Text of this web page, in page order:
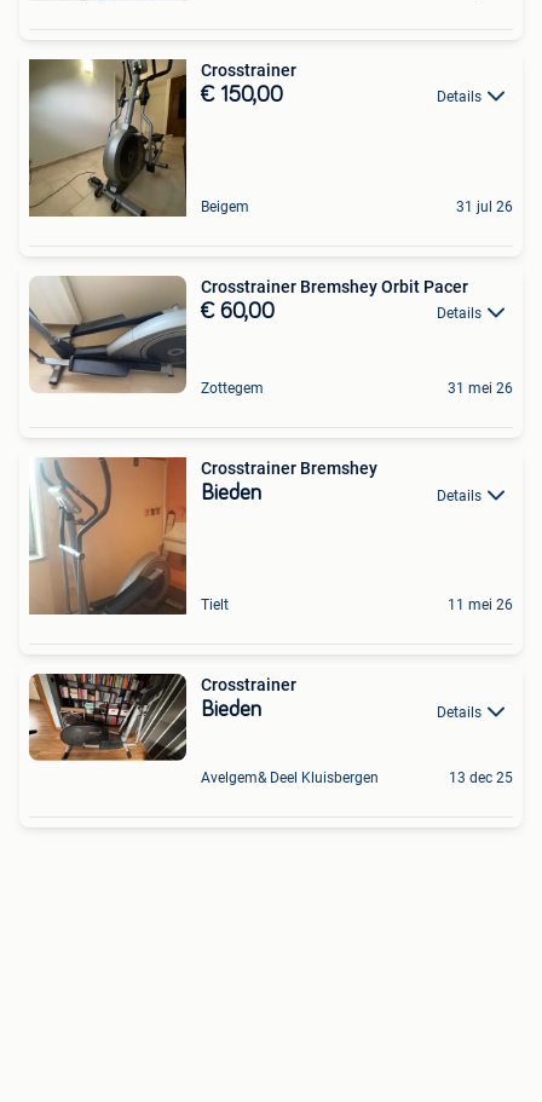
Crosstrainer
€ 150,00 Details
Beigem 31 jul 26
Crosstrainer Bremshey Orbit Pacer
€ 60,00 Details
Zottegem 31 mei 26
Crosstrainer Bremshey
Bieden Details
Tielt 11 mei 26
Crosstrainer
Bieden Details
Avelgem& Deel Kluisbergen 13 dec 25